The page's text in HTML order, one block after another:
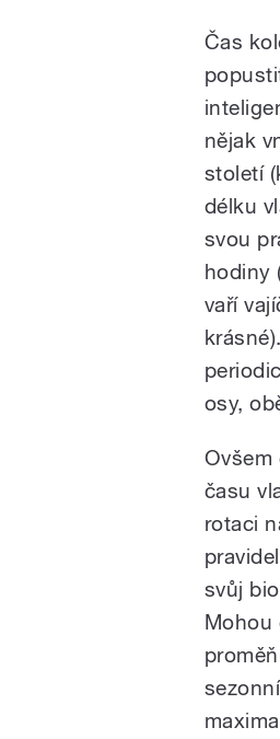
Čas
nějak
století
délku
svou
hodiny
vaří
osy,
Ovšem
času
rotaci
svůj
Mohou